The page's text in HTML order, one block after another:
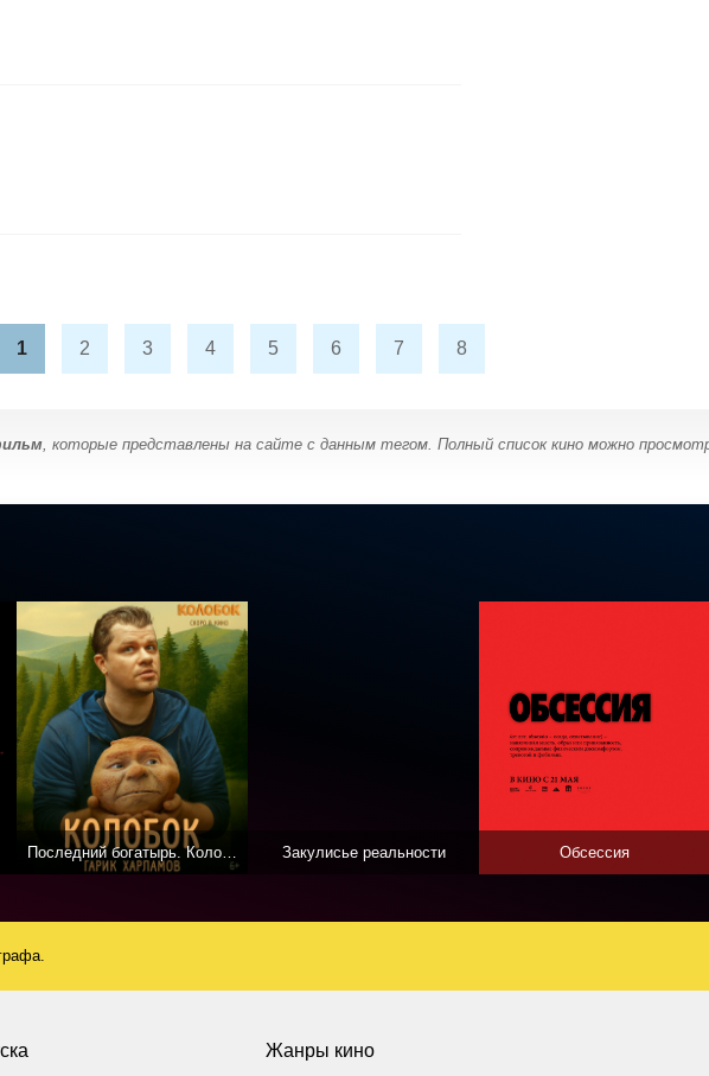
1 2 3 4 5 6 7 8
, которые представлены на сайте с данным тегом. Полный список кино можно
Последний богатырь. Колобок Закулисье реальности Обсессия
Жанры кино